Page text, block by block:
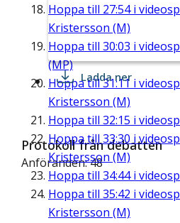
Hoppa till 27:54i
Kristersson (M)
Hoppa till 30:03 i
(MP)
Hoppa till31:11 i
Kristersson (M)
Hoppa till 32:15 i
Hoppa till 33:30 i
Kristersson (M)
Hoppa till 34:44i
Hoppa till 35:42 i
Kristersson (M)
Ladda ner
Protokoll från debatten
Anföranden: 48